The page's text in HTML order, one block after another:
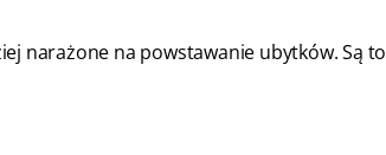
narażone na powstawanie ubytków. Są